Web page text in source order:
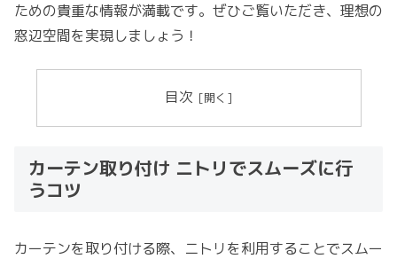
ための貴重な情報が満載です。ぜひご覧いただき、理想の
窓辺空間を実現しましょう！
目次
カーテン取り付け ニトリでスムーズに行
うコツ
カーテンを取り付ける際、ニトリを利用することでスムー